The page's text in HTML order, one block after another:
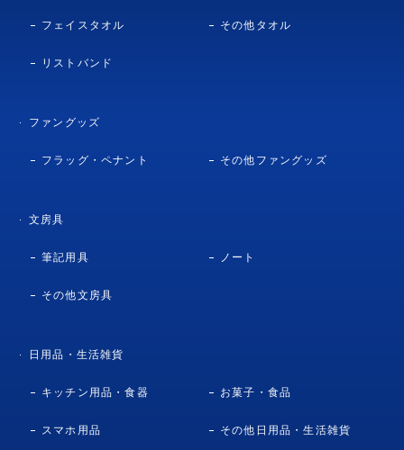
フェイスタオル その他タオル
リストバンド
ファングッズ
フラッグ・ペナント その他ファングッズ
文房具
筆記用具 ノート
その他文房具
日用品・生活雑貨
キッチン用品・食器 お菓子・食品
スマホ用品 その他日用品・生活雑貨